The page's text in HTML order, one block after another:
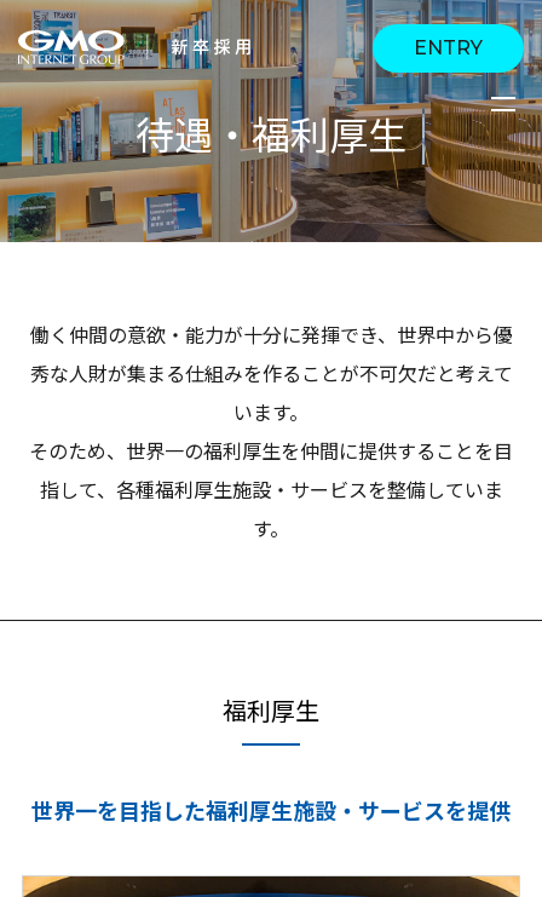
ENTRY
会社を知る
企業情報 CEOメッセージ
インタビュー・クロス
トーク
キャリアパス
働く環境
人財育成制度
オフィスツアー 社内イベント
AI活用環境 AI活用ブログ
採用情報
待遇・福利厚生
働く仲間の意欲・能力が十分に発揮でき、世界中から優
秀な人財が集まる仕組みを作ることが不可欠だと考えて
います。
そのため、世界一の福利厚生を仲間に提供することを目
指して、各種福利厚生施設・サービスを整備していま
す。
福利厚生
世界一を目指した福利厚生施設・サービスを提供